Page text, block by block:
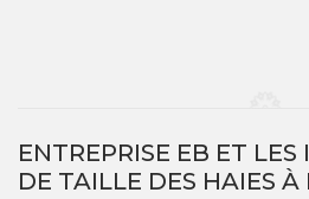
ENTREPRISE EB ET
DE TAILLE DES HAIES À